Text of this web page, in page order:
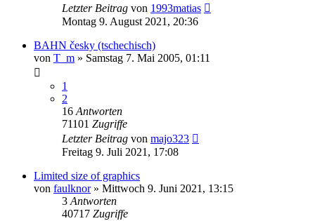
Letzter Beitrag von 1993matias
Montag 9. August 2021, 20:36
BAHN česky (tschechisch)
von T_m » Samstag 7. Mai 2005, 01:11
1
2
16 Antworten
71101 Zugriffe
Letzter Beitrag von majo323
Freitag 9. Juli 2021, 17:08
Limited size of graphics
von faulknor» Mittwoch 9. Juni 2021, 13:15
3 Antworten
40717 Zugriffe